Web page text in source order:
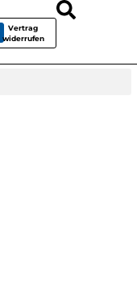
Vertrag
widerrufen